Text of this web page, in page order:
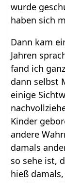
wurde
haben sich
Dann kam
Jahren
fand ich
dann selbst
einige
Kinder
andere
damals
so sehe ist,
hieß